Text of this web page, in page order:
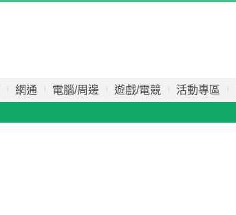
網通 電腦/周邊 遊戲/電競 活動專區